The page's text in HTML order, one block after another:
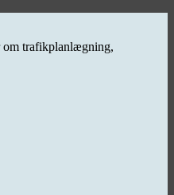
om trafikplanlægning,